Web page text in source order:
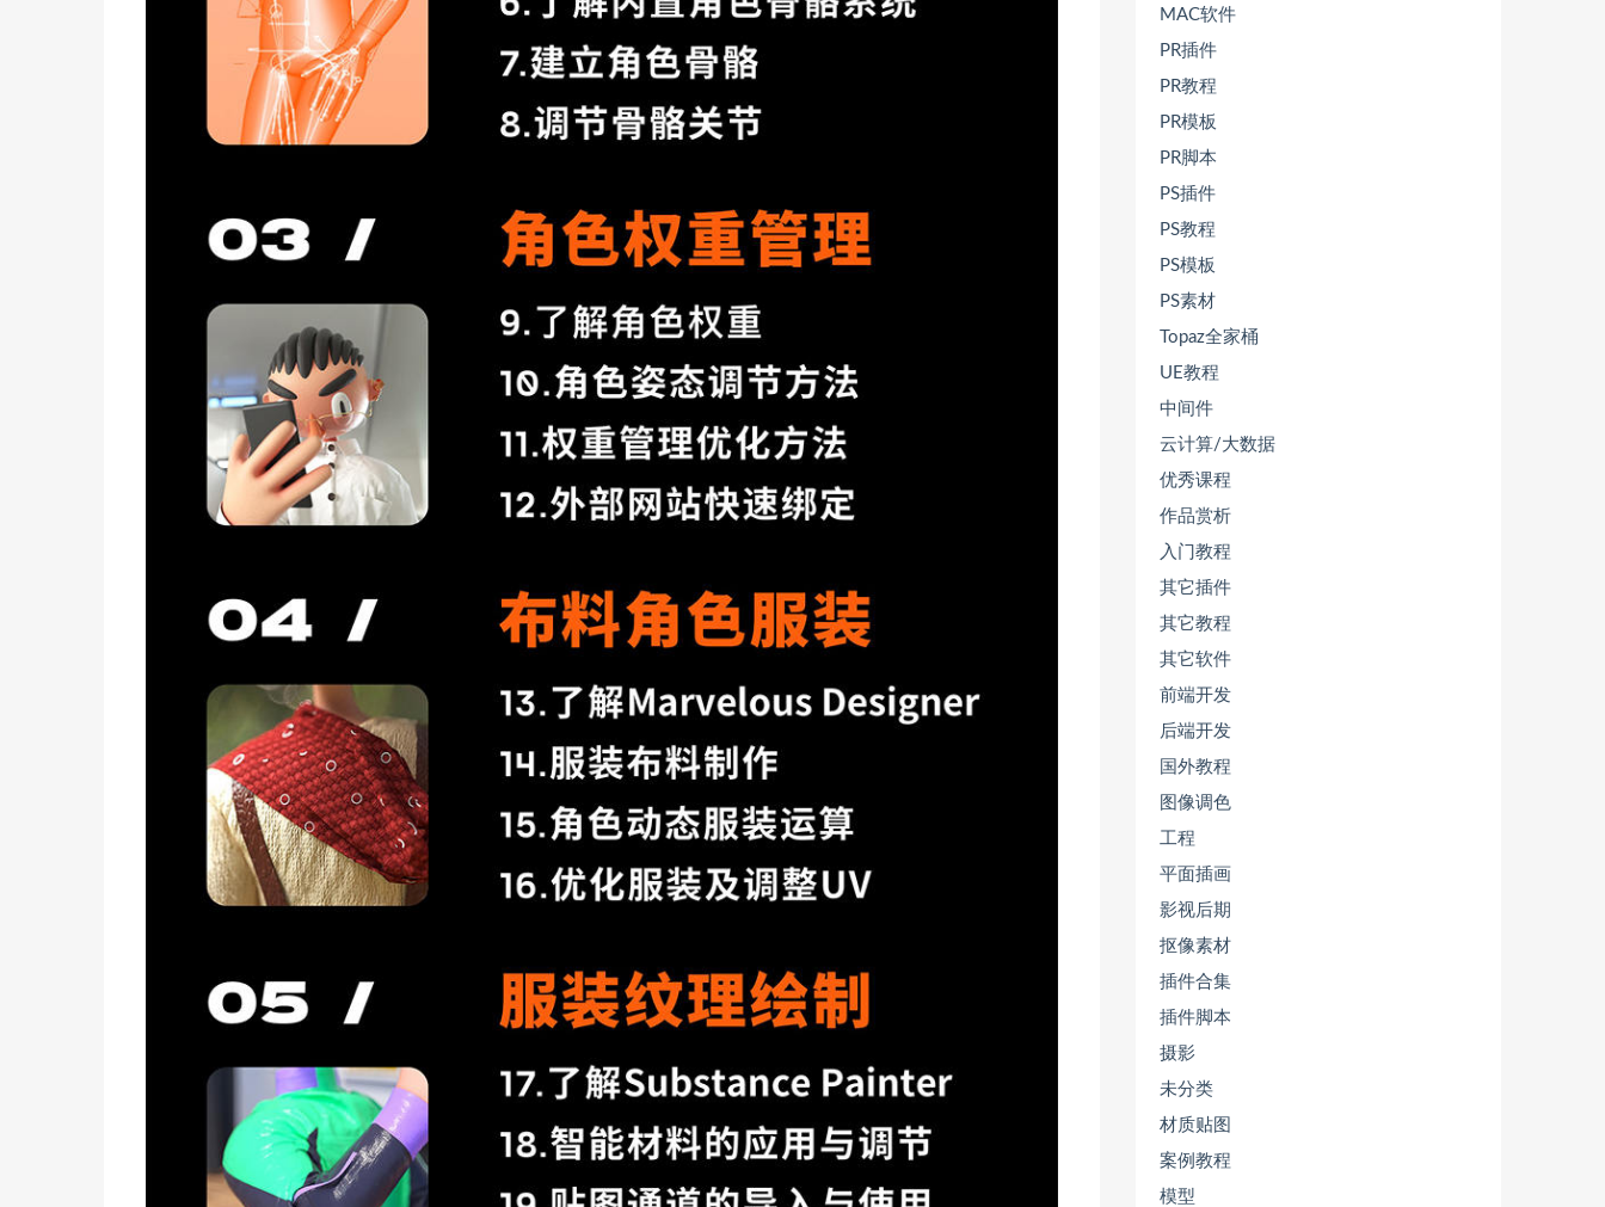
MAC软件
PR插件
PR教程
PR模板
PR脚本
PS插件
PS教程
PS模板
PS素材
Topaz全家桶
UE教程
中间件
云计算/大数据
优秀课程
作品赏析
入门教程
其它插件
其它教程
其它软件
前端开发
后端开发
国外教程
图像调色
工程
平面插画
影视后期
抠像素材
插件合集
插件脚本
摄影
未分类
材质贴图
案例教程
模型